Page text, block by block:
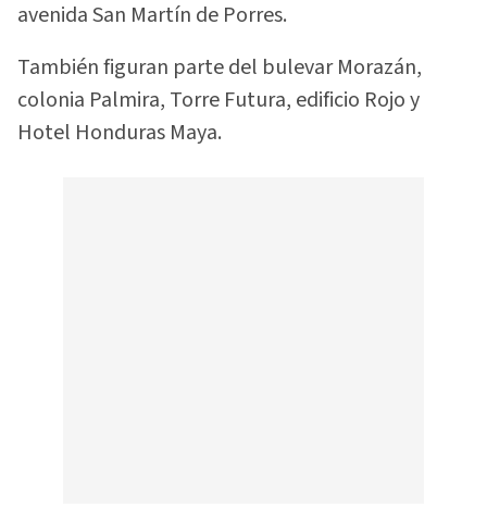
avenida San Martín de Porres.
También figuran parte del bulevar Morazán,
colonia Palmira, Torre Futura, edificio Rojo y
Hotel Honduras Maya.